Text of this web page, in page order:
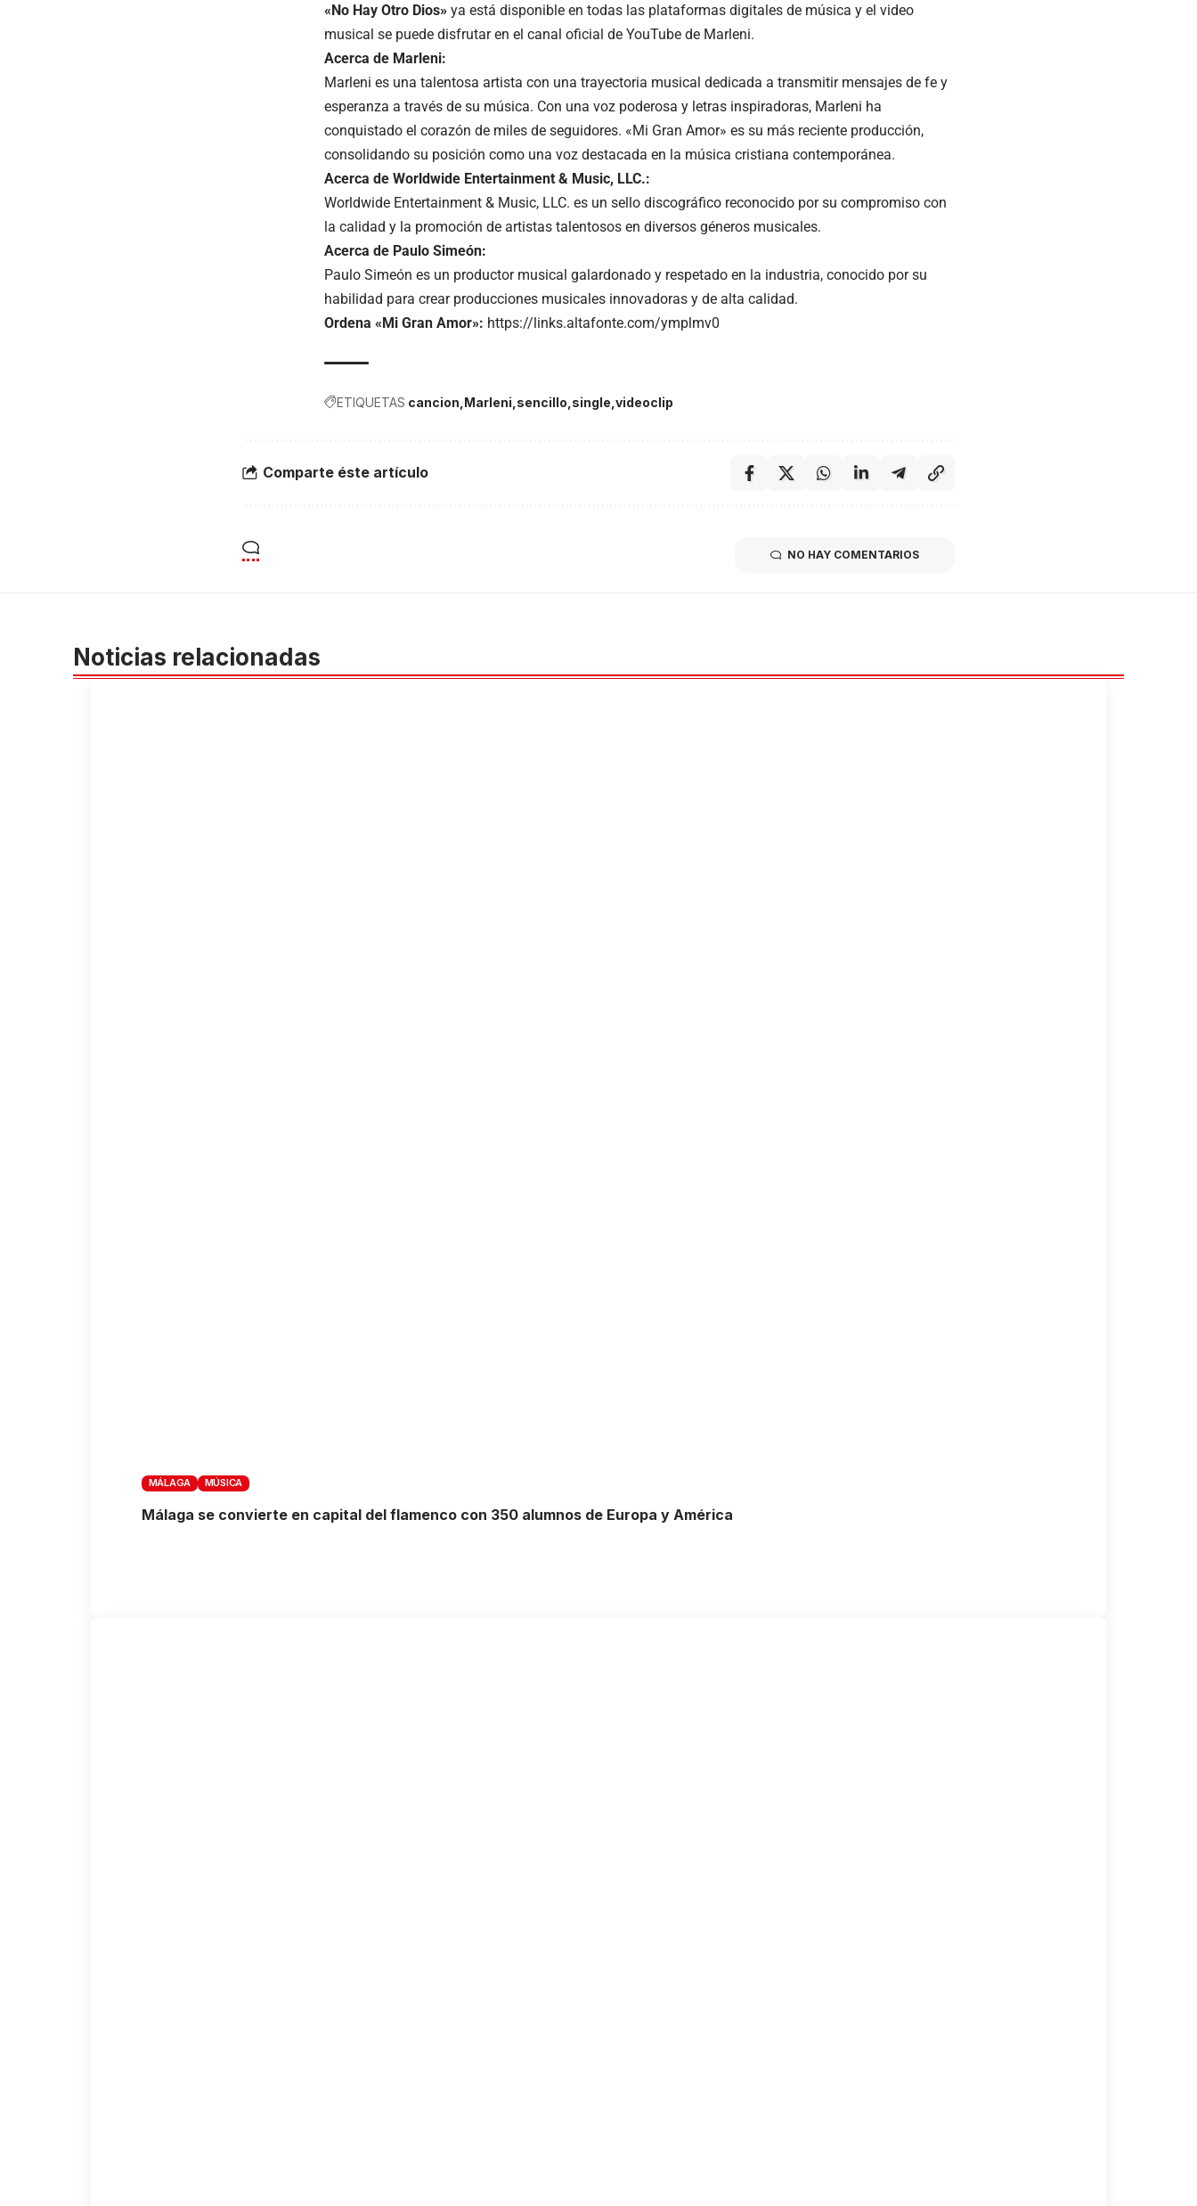
«No Hay Otro Dios» ya está disponible en todas las plataformas digitales de música y el video
musical se puede disfrutar en el canal oficial de YouTube de Marleni.
Acerca de Marleni:
Marleni es una talentosa artista con una trayectoria musical dedicada a transmitir mensajes de fe y
esperanza a través de su música. Con una voz poderosa y letras inspiradoras, Marleni ha
conquistado el corazón de miles de seguidores. «Mi Gran Amor» es su más reciente producción,
consolidando su posición como una voz destacada en la música cristiana contemporánea.
Acerca de Worldwide Entertainment & Music, LLC.:
Worldwide Entertainment & Music, LLC. es un sello discográfico reconocido por su compromiso con
la calidad y la promoción de artistas talentosos en diversos géneros musicales.
Acerca de Paulo Simeón:
Paulo Simeón es un productor musical galardonado y respetado en la industria, conocido por su
habilidad para crear producciones musicales innovadoras y de alta calidad.
Ordena «Mi Gran Amor»: https://links.altafonte.com/ymplmv0
ETIQUETAS cancion Marleni sencillo single videoclip
Comparte éste artículo
NO HAY COMENTARIOS
Noticias relacionadas
MÁLAGA MÚSICA
Málaga se convierte en capital del flamenco con 350 alumnos de Europa y América